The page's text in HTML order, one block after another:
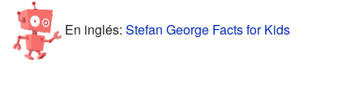
En inglés: Stefan George Facts for Kids